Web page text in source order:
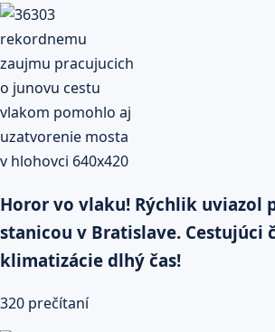
Horor vo vlaku! Rýchlik uviazol
stanicou v Bratislave. Cestujúci
klimatizácie dlhý čas!
320 prečítaní